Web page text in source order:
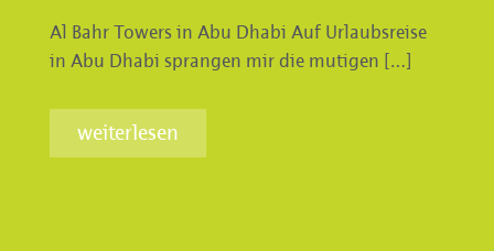
Al Bahr Towers in Abu Dhabi Auf Urlaubsreise
in Abu Dhabi sprangen mir die mutigen […]
weiterlesen